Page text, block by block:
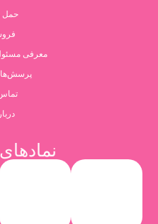
حمل
معرفی